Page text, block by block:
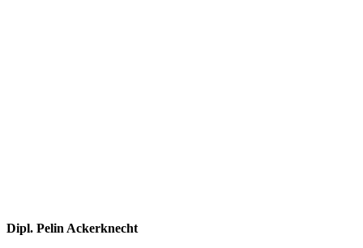
Dipl. Pelin Ackerknecht